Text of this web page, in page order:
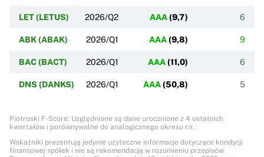
LET (LETUS) 2026/Q2 AAA(9,7) 6
ABK (ABAK) 2026/Q1 AAA(9,8) 9
BAC (BACT) 2026/Q1 AAA(11,0) 6
DNS (DANKS) 2026/Q1 AAA(50,8) 5
Piotroski F-Score: Uzględniane są dane urocznione z 4 ostatnich
kwartałów i porównywalne do analogicznego okresu r/r.
Wskaźniki prezentują jedynie użyteczne informacje dotyczące kondycji
finansowej spółek i nie są rekomendacją w rozumieniu przepisów